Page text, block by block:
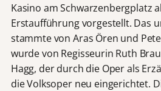
Kasino am Schwarzenbergplatz
Erstaufführung vorgestellt. Das
stammte von Aras Ören und
wurde von Regisseurin Ruth
Hagg, der durch die Oper als
die Volksoper neu eingerichtet.